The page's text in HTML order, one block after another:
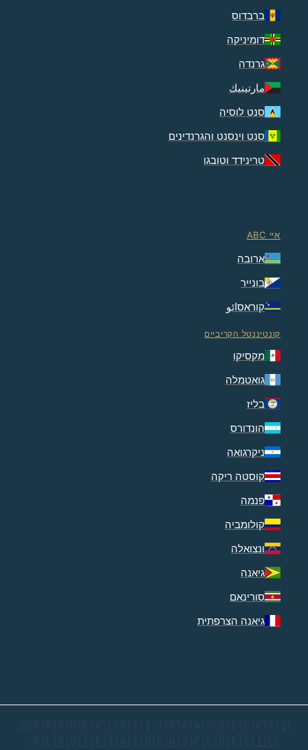
ברבדוס
דומיניקה
גרנדה
مارتينيك
סנט לוסיה
סנט וינסנט והגרנדינים
טרינידד וטובגו
איי ABC
ארובה
בונייר
קוראסائو
קונטיננטל הקריביים
מקסיקו
גואטמלה
בליז
הונדורס
ניקרגואה
קוסטה ריקה
פנמה
קולומביה
ונצואלה
גיאנה
סורינאם
גיאנה הצרפתית
🇬🇧 🇫🇷 🇩🇪 🇳🇱 🇵🇹 🇮🇹 🇸🇦 🇳🇴 🇸🇪 🇩🇰 🇫🇮
🇵🇱 🇷🇺 🇹🇷 🇮🇳 🇮🇩 🇨🇳 🇯🇵 🇰🇷 🇪🇸 🇮🇱